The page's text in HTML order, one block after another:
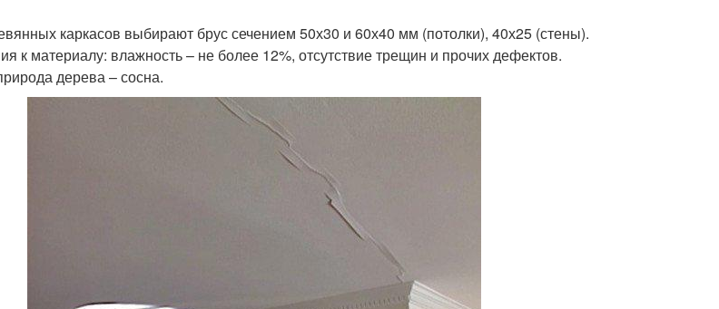
каркасов выбирают брус сечением 50х30 и 60х40 мм (потолки), 40х25 (стены).
к материалу: влажность – не более 12%, отсутствие трещин и прочих дефектов.
дерева – сосна.